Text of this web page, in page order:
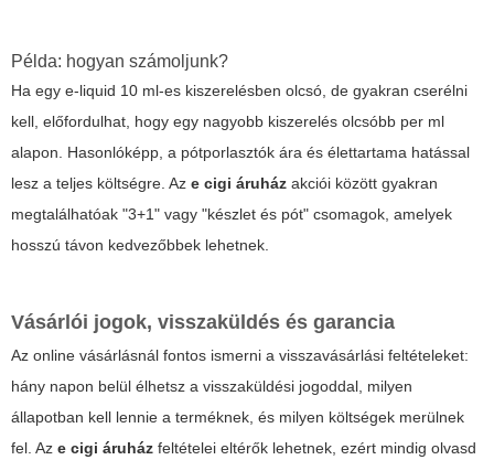
Példa: hogyan számoljunk?
Ha egy e-liquid 10 ml-es kiszerelésben olcsó, de gyakran cserélni
kell, előfordulhat, hogy egy nagyobb kiszerelés olcsóbb per ml
alapon. Hasonlóképp, a pótporlasztók ára és élettartama hatással
lesz a teljes költségre. Az e cigi áruház akciói között gyakran
megtalálhatóak "3+1" vagy "készlet és pót" csomagok, amelyek
hosszú távon kedvezőbbek lehetnek.
Vásárlói jogok, visszaküldés és garancia
Az online vásárlásnál fontos ismerni a visszavásárlási feltételeket:
hány napon belül élhetsz a visszaküldési jogoddal, milyen
állapotban kell lennie a terméknek, és milyen költségek merülnek
fel. Az e cigi áruház feltételei eltérők lehetnek, ezért mindig olvasd